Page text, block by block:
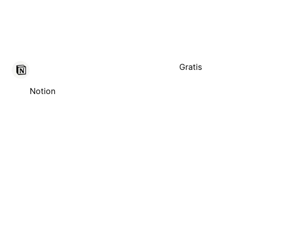
Notion
Gratis